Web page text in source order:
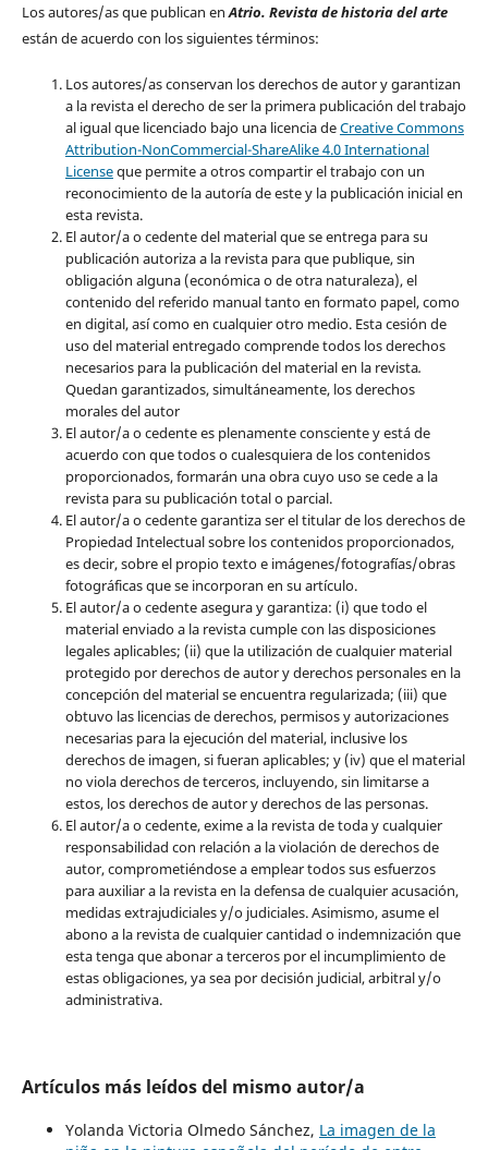
Los autores/as que publican enAtrio. Revista de historia del arte
están de acuerdo con los siguientes términos:
Los autores/as conservan los derechos de autor y garantizan
a la revista el derecho de ser la primera publicación del trabajo
al igual que licenciado bajo una licencia deCreative Commons
Attribution-NonCommercial-ShareAlike 4.0 International
Licenseque permite a otros compartir el trabajo con un
reconocimiento de la autoría de este y la publicación inicial en
esta revista.
El autor/a o cedente del material que se entrega para su
publicación autoriza a la revista para que publique, sin
obligación alguna (económica o de otra naturaleza), el
contenido del referido manual tanto en formato papel, como
en digital, así como en cualquier otro medio. Esta cesión de
uso del material entregado comprende todos los derechos
necesarios para la publicación del material en la revista.
Quedan garantizados, simultáneamente, los derechos
morales del autor
El autor/a o cedente es plenamente consciente y está de
acuerdo con que todos o cualesquiera de los contenidos
proporcionados, formarán una obra cuyo uso se cede a la
revista para su publicación total o parcial.
El autor/a o cedente garantiza ser el titular de los derechos de
Propiedad Intelectual sobre los contenidos proporcionados,
es decir, sobre el propio texto e imágenes/fotografías/obras
fotográficas que se incorporan en su artículo.
El autor/a o cedente asegura y garantiza: (i) que todo el
material enviado a la revista cumple con las disposiciones
legales aplicables; (ii) que la utilización de cualquier material
protegido por derechos de autor y derechos personales en la
concepción del material se encuentra regularizada; (iii) que
obtuvo las licencias de derechos, permisos y autorizaciones
necesarias para la ejecución del material, inclusive los
derechos de imagen, si fueran aplicables; y (iv) que el material
no viola derechos de terceros, incluyendo, sin limitarse a
estos, los derechos de autor y derechos de las personas.
El autor/a o cedente, exime a la revista de toda y cualquier
responsabilidad con relación a la violación de derechos de
autor, comprometiéndose a emplear todos sus esfuerzos
para auxiliar a la revista en la defensa de cualquier acusación,
medidas extrajudiciales y/o judiciales. Asimismo, asume el
abono a la revista de cualquier cantidad o indemnización que
esta tenga que abonar a terceros por el incumplimiento de
estas obligaciones, ya sea por decisión judicial, arbitral y/o
administrativa.
Artículos más leídos del mismo autor/a
Yolanda Victoria Olmedo Sánchez, La imagen de la